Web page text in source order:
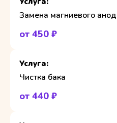
Замена магниевого
от 450 ₽
Чистка бака
от 440 ₽